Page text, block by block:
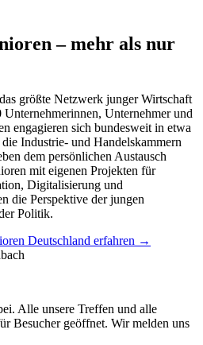
– mehr als nur
größte Netzwerk junger Wirtschaft
Unternehmer und
engagieren sich bundesweit in etwa
Industrie- und Handelskammern
dem persönlichen Austausch
mit eigenen Projekten für
Digitalisierung und
die Perspektive der jungen
Politik.
Deutschland erfahren →
Alle unsere Treffen und alle
Besucher geöffnet. Wir melden uns